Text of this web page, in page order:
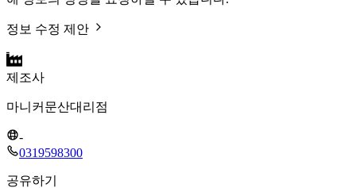
정보 수정 제안
제조사
마니커문산대리점
-
0319598300
공유하기